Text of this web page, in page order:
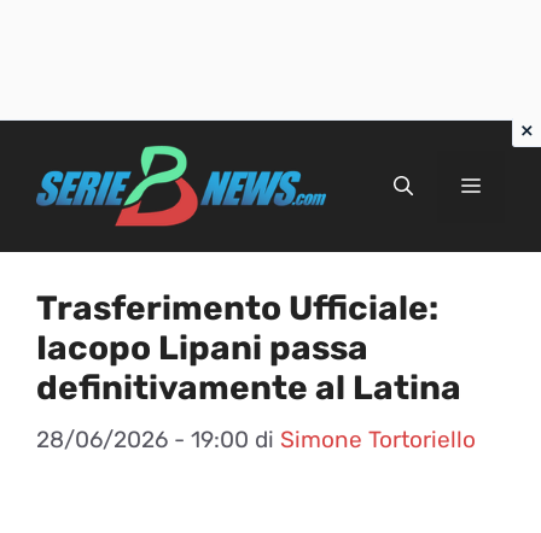
Menu
Trasferimento Ufficiale:
Iacopo Lipani passa
definitivamente al Latina
28/06/2026 - 19:00 di Simone Tortoriello